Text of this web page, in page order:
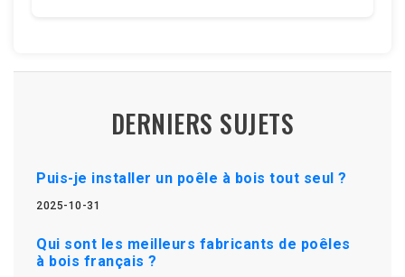
DERNIERS SUJETS
Puis-je installer un poêle à bois tout seul ?
2025-10-31
Qui sont les meilleurs fabricants de poêles
à bois français ?